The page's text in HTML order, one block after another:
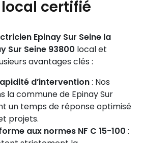
certifié
Epinay Sur Seine la
Sur Seine 93800 local et
avantages clés :
d’intervention: Nos
la commune de Epinay Sur
un temps de réponse optimisé
projets.
aux normes NF C 15-100 :